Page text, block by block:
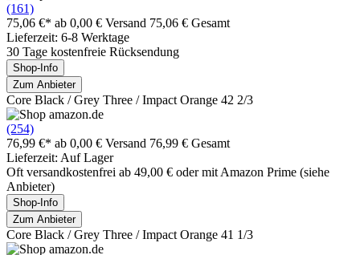
(161)
75,06 €* ab 0,00 € Versand 75,06 € Gesamt
Lieferzeit: 6-8 Werktage
30 Tage kostenfreie Rücksendung
Shop-Info
Zum Anbieter
Core Black / Grey Three / Impact Orange 42 2/3
(254)
76,99 €* ab 0,00 € Versand 76,99 € Gesamt
Lieferzeit: Auf Lager
Oft versandkostenfrei ab 49,00 € oder mit Amazon Prime (siehe
Anbieter)
Shop-Info
Zum Anbieter
Core Black / Grey Three / Impact Orange 41 1/3